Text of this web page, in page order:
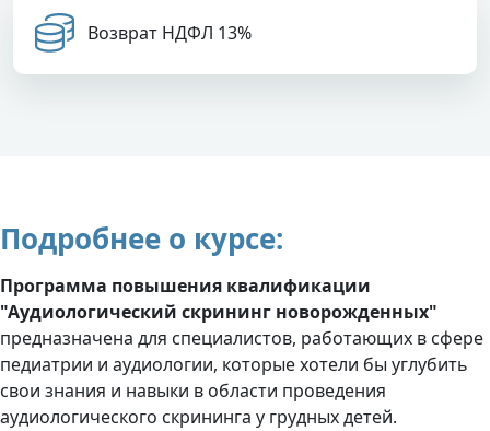
Возврат НДФЛ 13%
Подробнее о курсе:
Программа повышения квалификации
"Аудиологический скрининг новорожденных"
предназначена для специалистов, работающих в сфере
педиатрии и аудиологии, которые хотели бы углубить
свои знания и навыки в области проведения
аудиологического скрининга у грудных детей.